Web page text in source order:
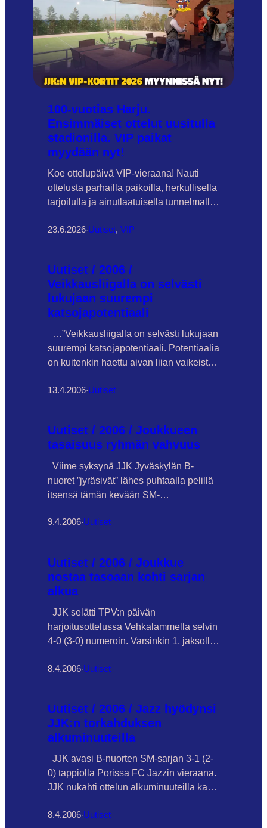
100-vuotias Harju.
Ensimmäiset ottelut uusitulla
stadionilla. VIP paikat
myydään nyt!
Koe ottelupäivä VIP-vieraana! Nauti
ottelusta parhailla paikoilla, herkullisella
tarjoilulla ja ainutlaatuisella tunnelmalla
Kultakettu VIP – 99 €
Mäkelä0500 185
014janne.makela@jjk.fi
23.6.2026·Uutiset, VIP
Uutiset / 2006 /
Veikkausliigalla on selvästi
lukujaan suurempi
katsojapotentiaali
…”Veikkausliigalla on selvästi lukujaan
suurempi katsojapotentiaali. Potentiaalia
on kuitenkin haettu aivan liian vaikeista
jalkapallon parissa viikoittain toimivista
saadaan muuttumaan, muuttuu
suomalaisessa futistodellisuudessa
paljon. Miksi markkinointia ei isketä
tähän? Onko selkeämpää
kohderyhmää? Suomessa ollaan
siltaa juniorimaailman ja huipun väliin.…
13.4.2006·Uutiset
Uutiset / 2006 / Joukkueen
tasaisuus ryhmän vahvuus
Viime syksynä JJK Jyväskylän B-
nuoret ”jyräsivät” lähes puhtaalla pelillä
itsensä tämän kevään SM-
alkaneelle uudelle harjoitus- ja
Kastarinen on tyyty-väinen
harjoituskauteen. ”Joukkueen harjoittelu
on edennyt suunnitelmien mukaan ja
pelaajat ovat olleet erittäin
motivoituneita harjoitteluun”. Ryhmästä
on hitsautunut joukkue vaikka
kilpailu…
9.4.2006·Uutiset
Uutiset / 2006 / Joukkue
nostaa tasoaan kohti sarjan
alkua
JJK selätti TPV:n päivän
harjoitusottelussa Vehkalammella selvin
4-0 (3-0) numeroin. Varsinkin 1. jaksolla
puolustuslinja oli kovilla kun JJK vyörytti
huomattavasti paremmin kontrollissa
edelliseen fyysiseen JIPPO-voitto-
otteluun verrattuna ja joukkue esittikin
lukuisia hienoja hyökkäyskuvioita, jotka
lopulta toivatkin ottelun ratkaisut. Uudet
vahvistukset pirteällä pelipäällä…
8.4.2006·Uutiset
Uutiset / 2006 / Jazz hyödynsi
JJK:n torkahduksen
alkuminuuteilla
JJK avasi B-nuorten SM-sarjan 3-1 (2-
0) tappiolla Porissa FC Jazzin vieraana.
JJK nukahti ottelun alkuminuuteilla kaksi
minuuteilla tekemillään maaleilla.
8.4.2006·Uutiset